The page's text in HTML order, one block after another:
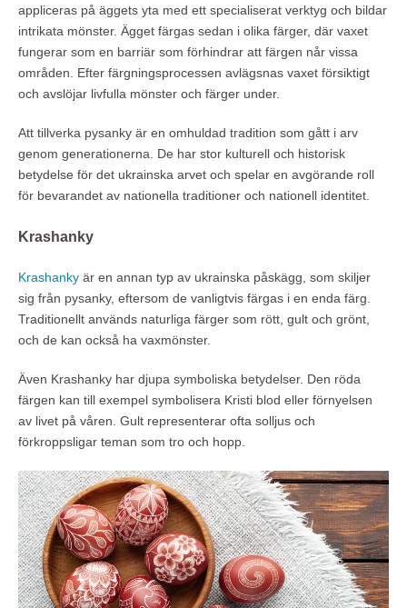
appliceras på äggets yta med ett specialiserat verktyg och bildar
intrikata mönster. Ägget färgas sedan i olika färger, där vaxet
fungerar som en barriär som förhindrar att färgen når vissa
områden. Efter färgningsprocessen avlägsnas vaxet försiktigt
och avslöjar livfulla mönster och färger under.
Att tillverka pysanky är en omhuldad tradition som gått i arv
genom generationerna. De har stor kulturell och historisk
betydelse för det ukrainska arvet och spelar en avgörande roll
för bevarandet av nationella traditioner och nationell identitet.
Krashanky
Krashanky är en annan typ av ukrainska påskägg, som skiljer
sig från pysanky, eftersom de vanligtvis färgas i en enda färg.
Traditionellt används naturliga färger som rött, gult och grönt,
och de kan också ha vaxmönster.
Även Krashanky har djupa symboliska betydelser. Den röda
färgen kan till exempel symbolisera Kristi blod eller förnyelsen
av livet på våren. Gult representerar ofta solljus och
förkroppsligar teman som tro och hopp.